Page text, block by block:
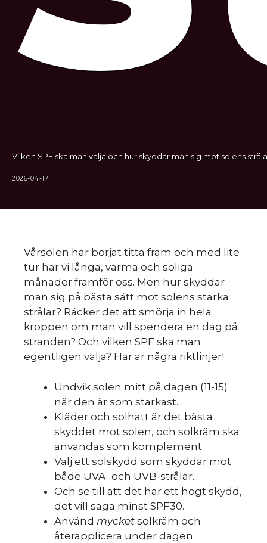
Vilken SPF ska man välja och hur skyddar man sig mot solens
2026-04-17
Vårsolen har börjat titta fram och med lite
tur har vi långa, varma och soliga
månader framför oss. Men hur skyddar
man sig på bästa sätt mot solens starka
strålar? Räcker det att smörja in hela
kroppen om man vill spendera en dag på
stranden? Och vilken SPF ska man
egentligen välja? Här är några riktlinjer!
Undvik solen mitt på dagen (11-15)
när den är som starkast.
Kläder och solhatt är det bästa
skyddet mot solen, och solkräm ska
användas som komplement.
Välj ett solskydd som skyddar mot
både UVA- och UVB-strålar.
Och se till att det har ett högt skydd,
det vill säga minst SPF30.
Använd mycket solkräm och
återapplicera under dagen.